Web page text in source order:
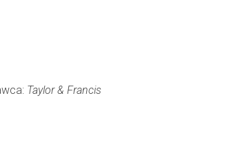
Taylor & Francis